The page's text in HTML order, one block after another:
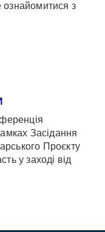
ознайомитися з
Засідання
Проєкту
у заході від